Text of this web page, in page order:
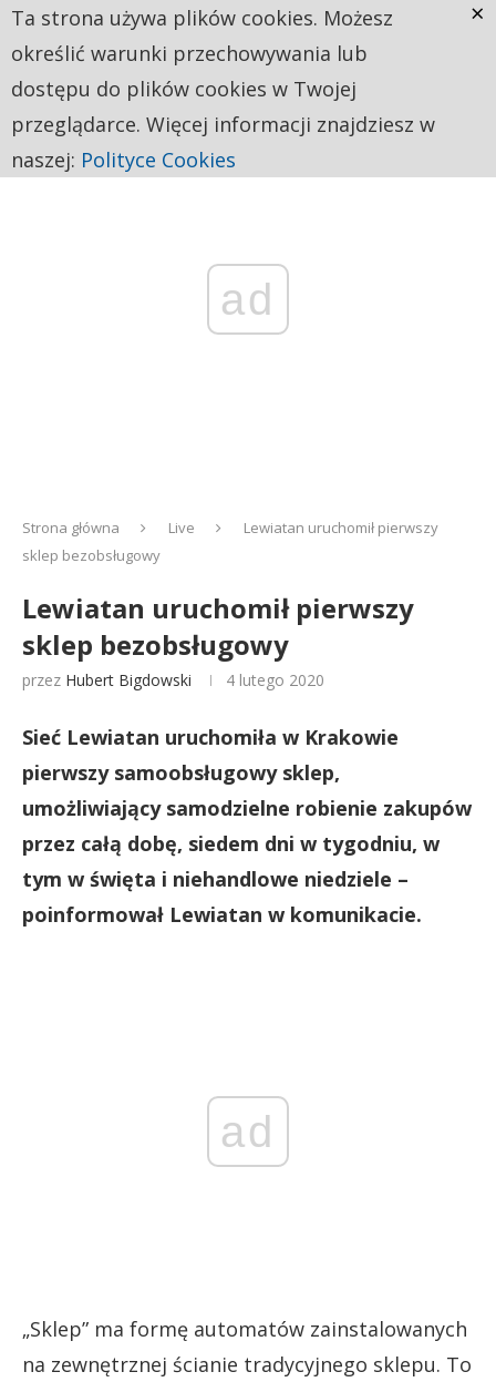
ad
Strona główna Live
Lewiatan uruchomił pierwszy
sklep bezobsługowy
Lewiatan uruchomił pierwszy
sklep bezobsługowy
przez Hubert Bigdowski 4 lutego 2020
Sieć Lewiatan uruchomiła w Krakowie
pierwszy samoobsługowy sklep,
umożliwiający samodzielne robienie zakupów
przez całą dobę, siedem dni w tygodniu, w
tym w święta i niehandlowe niedziele –
poinformował Lewiatan w komunikacie.
ad
„Sklep” ma formę automatów zainstalowanych
na zewnętrznej ścianie tradycyjnego sklepu. To
Ta strona używa plików cookies. Możesz
określić warunki przechowywania lub
dostępu do plików cookies w Twojej
przeglądarce. Więcej informacji znajdziesz w
naszej: Polityce Cookies
×